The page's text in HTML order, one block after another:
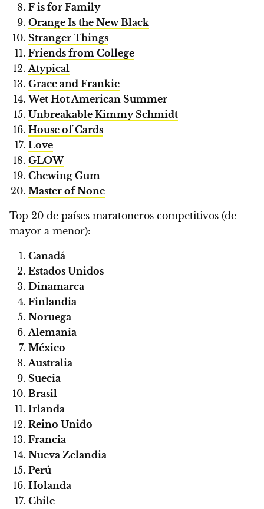
F is for Family
Orange Is the New Black
Stranger Things
Friends from College
Atypical
Grace and Frankie
Wet Hot American Summer
Unbreakable Kimmy Schmidt
House of Cards
Love
GLOW
Chewing Gum
Master of None
Top 20 de países maratoneros competitivos (de
mayor a menor):
Canadá
Estados Unidos
Dinamarca
Finlandia
Noruega
Alemania
México
Australia
Suecia
Brasil
Irlanda
Reino Unido
Francia
Nueva Zelandia
Perú
Holanda
Chile